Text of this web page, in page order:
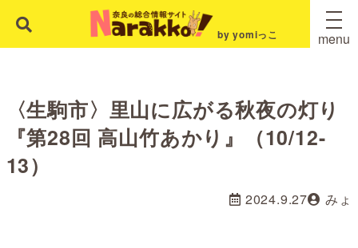
by yomiっこ menu
〈生駒市〉里山に広がる秋夜の灯り
『第28回 高山竹あかり』（10/12-
13）
2024.9.27 みょ